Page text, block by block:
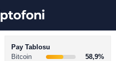
Pay Tablosu
Bitcoin
58,9%